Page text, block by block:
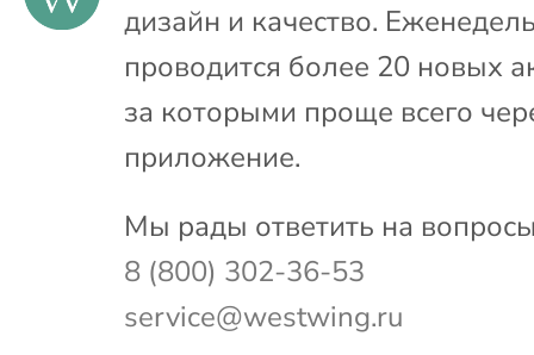
дизайн и качество.
проводится более 20 новых
за которыми проще всего
приложение.
Мы рады ответить на
8 (800) 302-36-53
service@westwing.ru